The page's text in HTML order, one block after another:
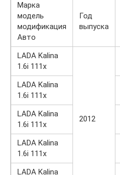
Марка
модель
модификация
Авто
Год
выпуска
LADA Kalina
1.6i 111x
2012
LADA Kalina
1.6i 111x
LADA Kalina
1.6i 111x
LADA Kalina
1.6i 111x
LADA Kalina